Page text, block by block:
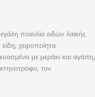
ποικιλία ειδών λαϊκής
χειροποίητα
με μεράκι και αγάπη,
τον